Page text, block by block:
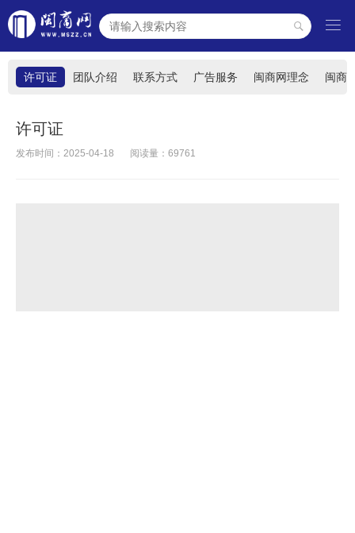

许可证 团队介绍 联系方式 广告服务 闽商网理念 闽商
许可证
发布时间：2025-04-18 阅读量：69761